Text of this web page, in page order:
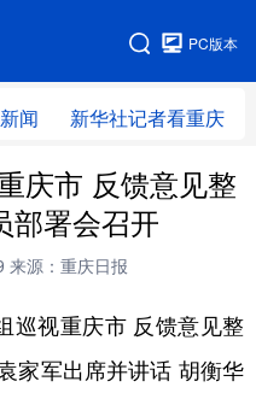
PC版本
闻 新华社记者看重庆
图
庆市 反馈意见整
部署会召开
来源：重庆日报
巡视重庆市 反馈意见整
家军出席并讲话 胡衡华